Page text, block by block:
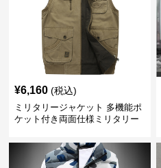
¥6,160 (税込)
ミリタリージャケット 多機能ポ
ケット付き両面仕様ミリタリー